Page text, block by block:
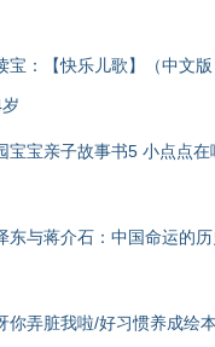
宝：【快乐儿歌】（中文
宝宝亲子故事书5 小点点在
东与蒋介石：中国命运的
你弄脏我啦/好习惯养成绘